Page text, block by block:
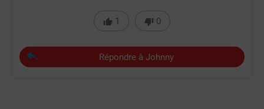
1 0
Répondre à Johnny